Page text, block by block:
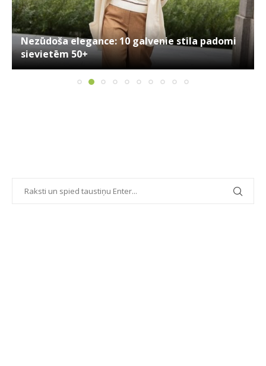
Nezūdoša elegance: 10 galvenie stila padomi
sievietēm 50+